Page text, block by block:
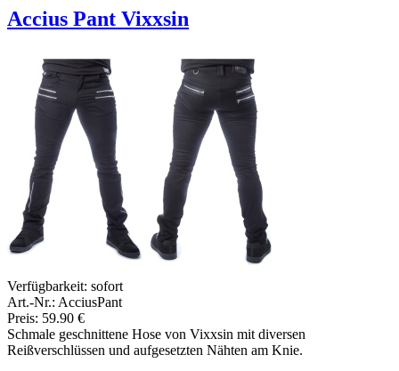
Accius Pant Vixxsin
Verfügbarkeit: sofort
Art.-Nr.: AcciusPant
Preis: 59.90 €
Schmale geschnittene Hose von Vixxsin mit diversen
Reißverschlüssen und aufgesetzten Nähten am Knie.